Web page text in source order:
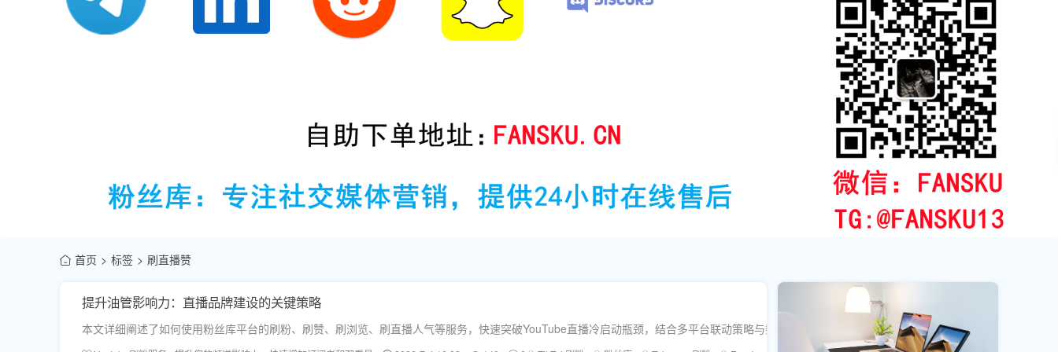
首页 标签 刷直播赞
提升油管影响力：直播品牌建设的关键策略
本文详细阐述了如何使用粉丝库平台的刷粉、刷赞、刷浏览、刷直播人气等服务，快速突破YouTube直播冷启动瓶颈，结合多平台联动策略与数据优化方法，系统化提升油管频道影响力并构建可持续的